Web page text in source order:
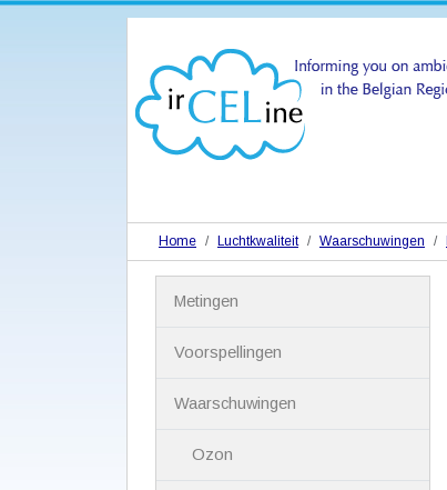
Home Luchtkwaliteit Waarschuwingen
Metingen
Voorspellingen
Waarschuwingen
Ozon